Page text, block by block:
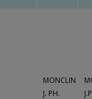
MONCLIN
J. PH.